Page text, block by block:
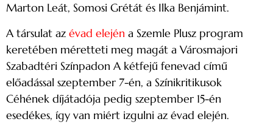
Marton Leát, Somosi Grétát és Ilka Benjámint.
A társulat az évad elején a Szemle Plusz program
keretében méretteti meg magát a Városmajori
Szabadtéri Színpadon A kétfejű fenevad című
előadással szeptember 7-én, a Színikritikusok
Céhének díjátadója pedig szeptember 15-én
esedékes, így van miért izgulni az évad elején.